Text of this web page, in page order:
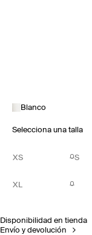
Blanco
Selecciona una talla
XS S
XL
Disponibilidad en tienda
Envío y devolución